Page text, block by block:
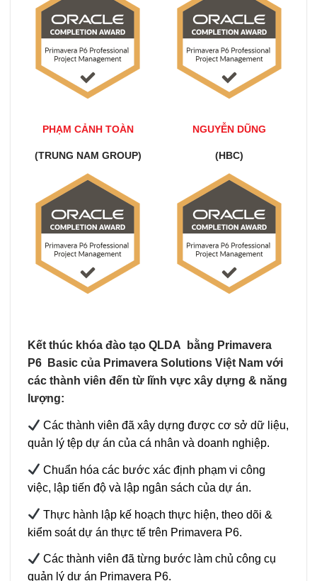
PHẠM CẢNH TOÀN
(TRUNG NAM GROUP)
NGUYỄN DŨNG
(HBC)
Kết thúc khóa đào tạo QLDA bằng Primavera
P6 Basic của Primavera Solutions Việt Nam với
các thành viên đến từ lĩnh vực xây dựng & năng
lượng:
Các thành viên đã xây dựng được cơ sở dữ liệu,
quản lý tệp dự án của cá nhân và doanh nghiệp.
Chuẩn hóa các bước xác định phạm vi công
việc, lập tiến độ và lập ngân sách của dự án.
Thực hành lập kế hoạch thực hiện, theo dõi &
kiểm soát dự án thực tế trên Primavera P6.
Các thành viên đã từng bước làm chủ công cụ
quản lý dự án Primavera P6.